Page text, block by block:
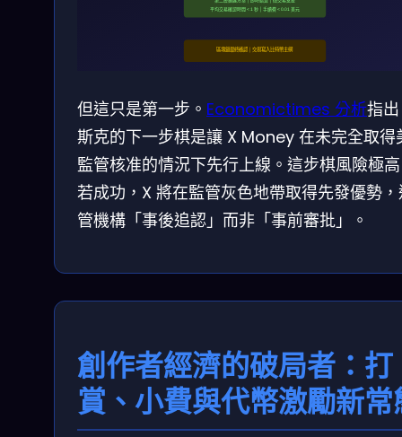
平均交易確認時間 < 1 秒 │ 手續費 < 0.01 美元
區塊鏈最終確認 │ 交易寫入比特幣主網
但這只是第一步。 Economictimes 分析指
斯克的下一步棋是讓 X Money 在未完全取得
監管核准的情況下先行上線。這步棋風險極
若成功，X 將在監管灰色地帶取得先發優勢
管機構「事後追認」而非「事前審批」。
創作者經濟的破局者：打
賞、小費與代幣激勵新常